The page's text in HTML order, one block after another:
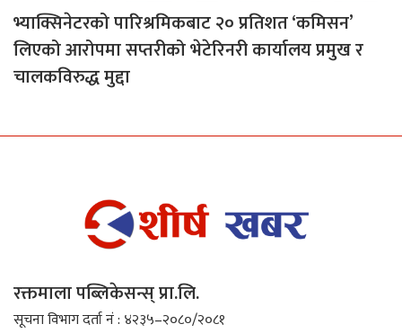
भ्याक्सिनेटरको पारिश्रमिकबाट २० प्रतिशत ‘कमिसन’
लिएको आरोपमा सप्तरीको भेटेरिनरी कार्यालय प्रमुख र
चालकविरुद्ध मुद्दा
रक्तमाला पब्लिकेसन्स् प्रा.लि.
सूचना विभाग दर्ता नं : ४२३५–२०८०/२०८१